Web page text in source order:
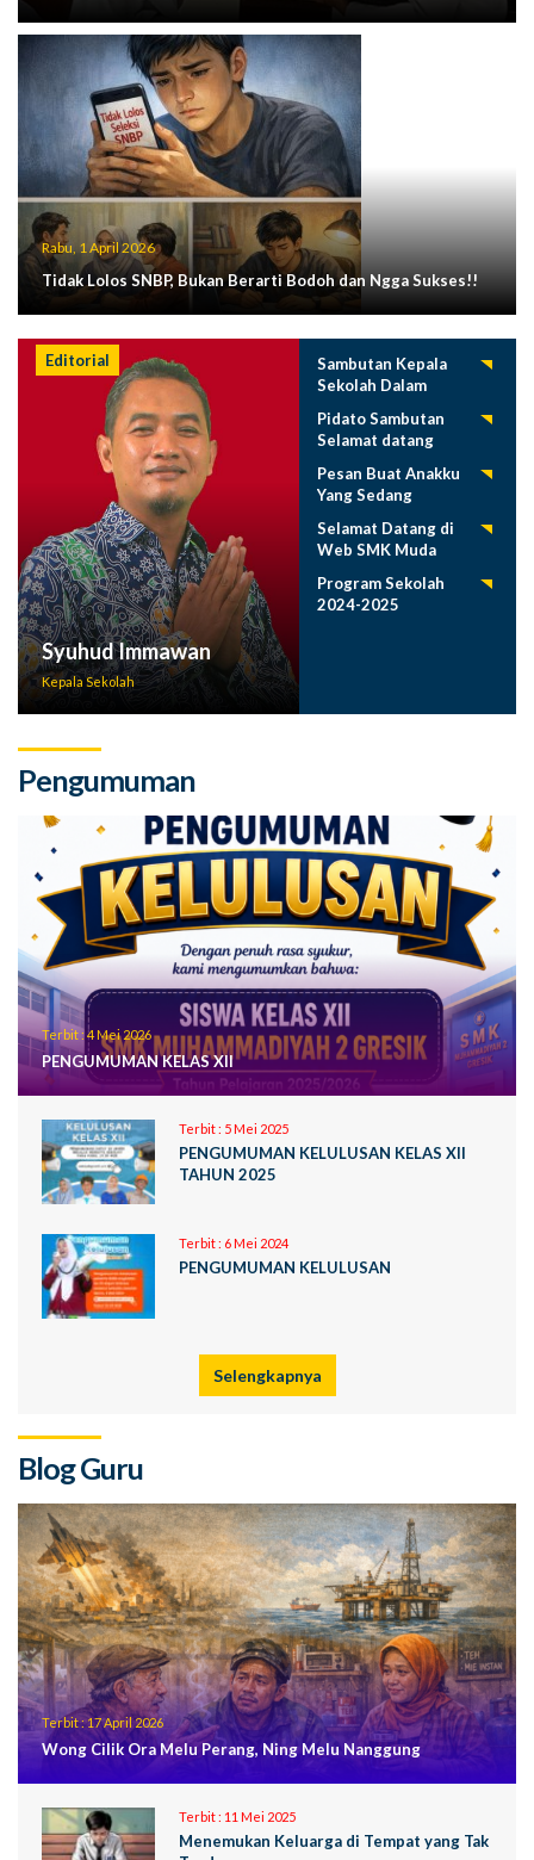
Rabu, 1 April 2026
Tidak Lolos SNBP, Bukan Berarti Bodoh dan Ngga Sukses!!
Editorial
Syuhud Immawan
Kepala Sekolah
Sambutan Kepala
Sekolah Dalam
Pelepasan Siswa
Tahun 2025
Pidato Sambutan
Selamat datang
Muda 2025-2026
Pesan Buat Anakku
Yang Sedang
Selamat Datang di
Web SMK Muda
Program Sekolah
2024-2025
Pengumuman
Terbit : 4 Mei 2026
PENGUMUMAN KELAS XII
Terbit : 5 Mei 2025
PENGUMUMAN KELULUSAN KELAS XII
TAHUN 2025
Terbit : 6 Mei 2024
PENGUMUMAN KELULUSAN
Selengkapnya
Blog Guru
Terbit :17 April 2026
Wong Cilik Ora Melu Perang, Ning Melu Nanggung
Terbit : 11 Mei 2025
Menemukan Keluarga di Tempat yang Tak